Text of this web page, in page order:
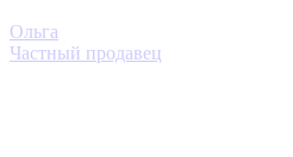
Ольга
Частный продавец